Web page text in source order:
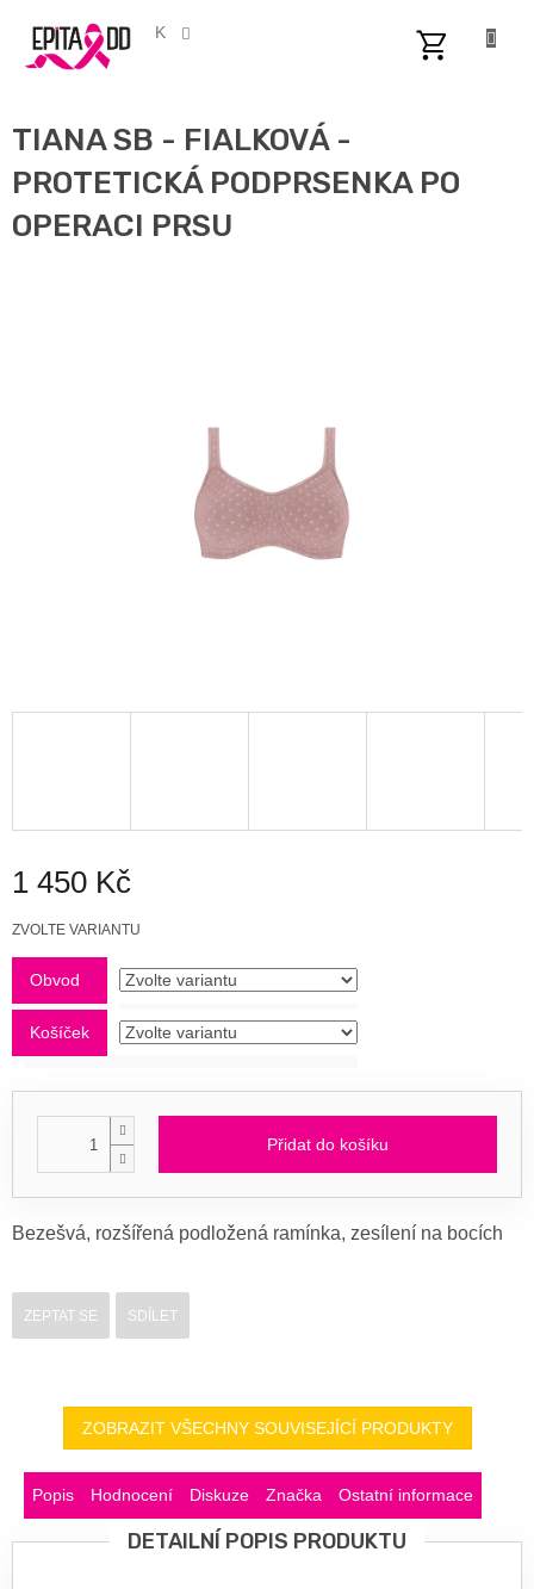
obsah
CZK
TIANA SB - FIALKOVÁ -
PROTETICKÁ PODPRSENKA PO
OPERACI PRSU
1 450 Kč
Měrná
ZVOLTE VARIANTU
Obvod
Košíček
Přidat do košíku
Bezešvá, rozšířená podložená ramínka, zesílení na bocích
ZEPTAT SE SDÍLET
ZOBRAZIT VŠECHNY SOUVISEJÍCÍ PRODUKTY
Popis Hodnocení Diskuze Značka Ostatní informace
DETAILNÍ POPIS PRODUKTU